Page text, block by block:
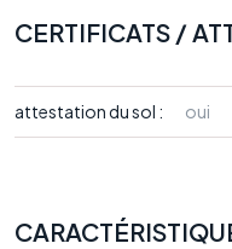
CERTIFICATS /
attestation du sol : oui